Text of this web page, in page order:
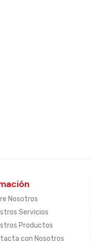
Nosotros
Servicios
Productos
con Nosotros